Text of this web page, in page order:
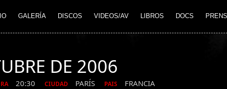
GALERÍA DISCOS VIDEOS/AV LIBROS DOCS
DE 2006
20:30 CIUDAD PARÍS PAIS FRANCIA